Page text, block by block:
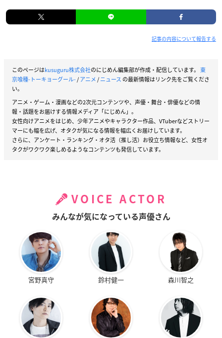
記事の内容について報告する
このページはkusuguru株式会社のにじめん編集部が作成・配信しています。 東
京喰種-トーキョーグール-/アニメ/ニュース の最新情報はリンク先をご覧くださ
い。
アニメ・ゲーム・漫画などの2次元コンテンツや、声優・舞台・俳優などの情
報・話題をお届けする情報メディア「にじめん」。
女性向けアニメをはじめ、少年アニメやキャラクター作品、VTuberなどストリー
マーにも幅を広げ、オタクが気になる情報を幅広くお届けしています。
さらに、アンケート・ランキング・オタ活（推し活）お役立ち情報など、女性オ
タクがワクワク楽しめるようなコンテンツも発信しています。
VOICE ACTOR
みんなが気になっている声優さん
宮野真守 鈴村健一 森川智之